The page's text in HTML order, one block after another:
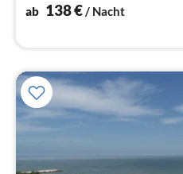
ab 138€/ Nacht